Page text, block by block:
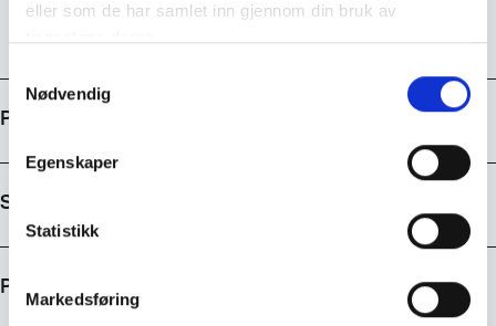
eller som de har samlet inn gjennom din bruk av
m
k
v
Nødvendig
Egenskaper
Statistikk
Markedsføring
Gratis frakt over 1000kr
Produktdetaljer
Størrelsesguide
Prisutvikling